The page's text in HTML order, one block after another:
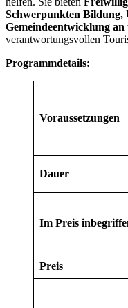
Schwerpunkten Bildung,
Gemeindeentwicklung an
verantwortungsvollen
Programmdetails:
Voraussetzungen
Dauer
Im Preis
Preis